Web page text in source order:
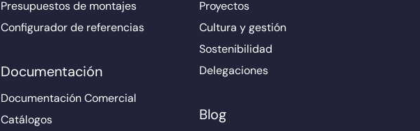
Presupuestos de montajes
Configurador de referencias
Documentación
Documentación Comercial
Catálogos
Proyectos
Cultura y gestión
Sostenibilidad
Delegaciones
Blog